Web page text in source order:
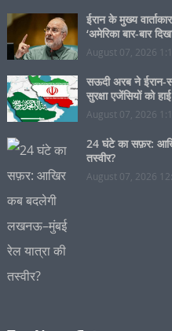
ईरान के मुख्य
‘अमेरिका बार-बार
August 07, 2026
सऊदी अरब ने ईरान-
सुरक्षा एजेंसियों को
August 07, 2026
24 घंटे का सफ़र:
तस्वीर?
August 07, 2026